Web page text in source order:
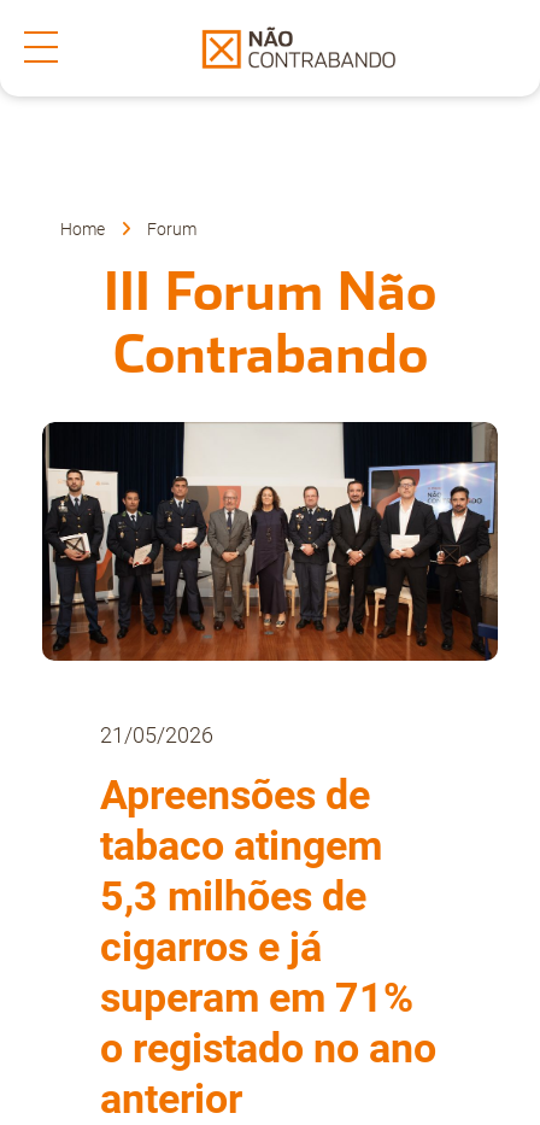
Denuncia
Home Forum
III Forum Não
Contrabando
21/05/2026
Apreensões de
tabaco atingem
5,3 milhões de
cigarros e já
superam em 71%
o registado no ano
anterior